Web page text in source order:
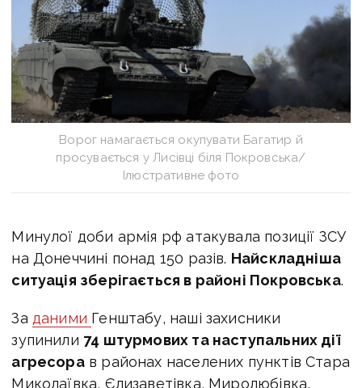
Ворог намагається окупувати Багатир й
просувається у Лисівці біля Покровська/
Ілюстративне фото
Минулої доби армія рф атакувала позиції ЗСУ
на Донеччині понад 150 разів. Найскладніша
ситуація зберігається в районі Покровська.
За даними Генштабу, наші захисники
зупинили 74 штурмових та наступальних дії
агресорав районах населених пунктів Стара
Миколаївка, Єлизаветівка, Миролюбівка,